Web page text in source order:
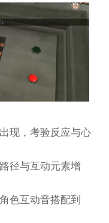
现，考验反应与心
径与互动元素增
色互动音搭配到